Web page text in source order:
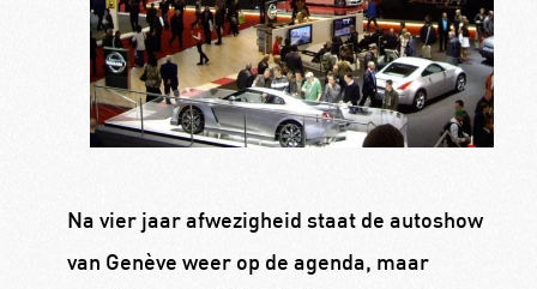
Na vier jaar afwezigheid staat de autoshow
van Genève weer op de agenda, maar